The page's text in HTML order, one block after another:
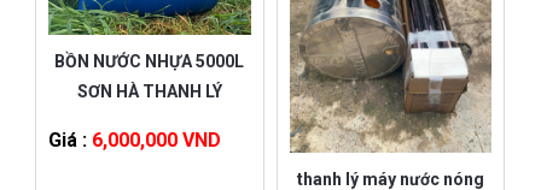
BỒN NƯỚC NHỰA 5000L
SƠN HÀ THANH LÝ
Giá : 6,000,000 VND
thanh lý máy nước nóng